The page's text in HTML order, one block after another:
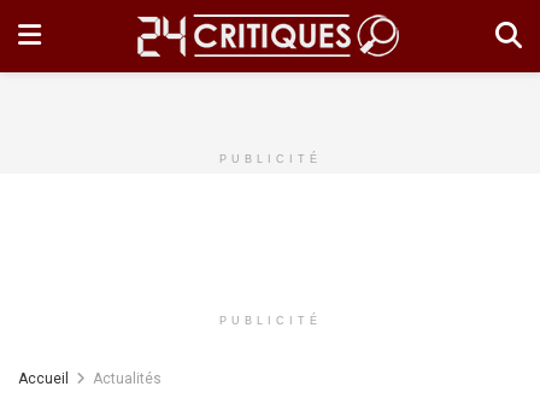
PUBLICITÉ
PUBLICITÉ
Accueil Actualités